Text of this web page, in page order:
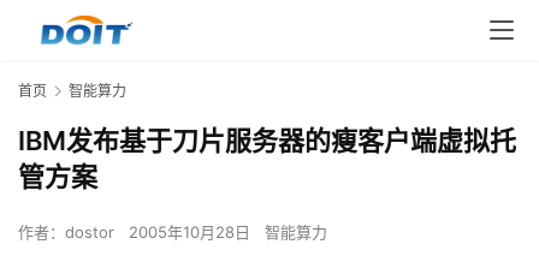
首页 智能算力
IBM发布基于刀片服务器的瘦客户端虚拟托
管方案
作者： dostor 2005年10月28日 智能算力